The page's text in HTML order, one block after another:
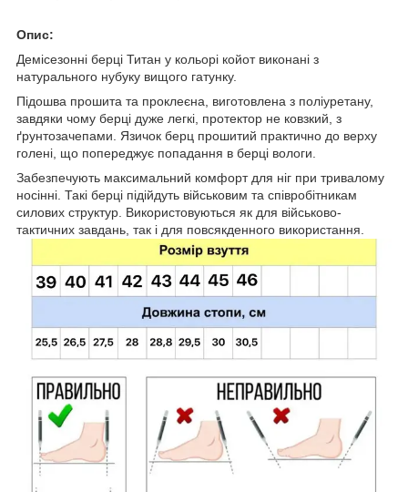
Опис:
Демісезонні берці Титан у кольорі койот виконані з
натурального нубуку вищого гатунку.
Підошва прошита та проклеєна, виготовлена з поліуретану,
завдяки чому берці дуже легкі, протектор не ковзкий, з
ґрунтозачепами. Язичок берц прошитий практично до верху
голені, що попереджує попадання в берці вологи.
Забезпечують максимальний комфорт для ніг при тривалому
носінні. Такі берці підійдуть військовим та співробітникам
силових структур. Використовуються як для військово-
тактичних завдань, так і для повсякденного використання.